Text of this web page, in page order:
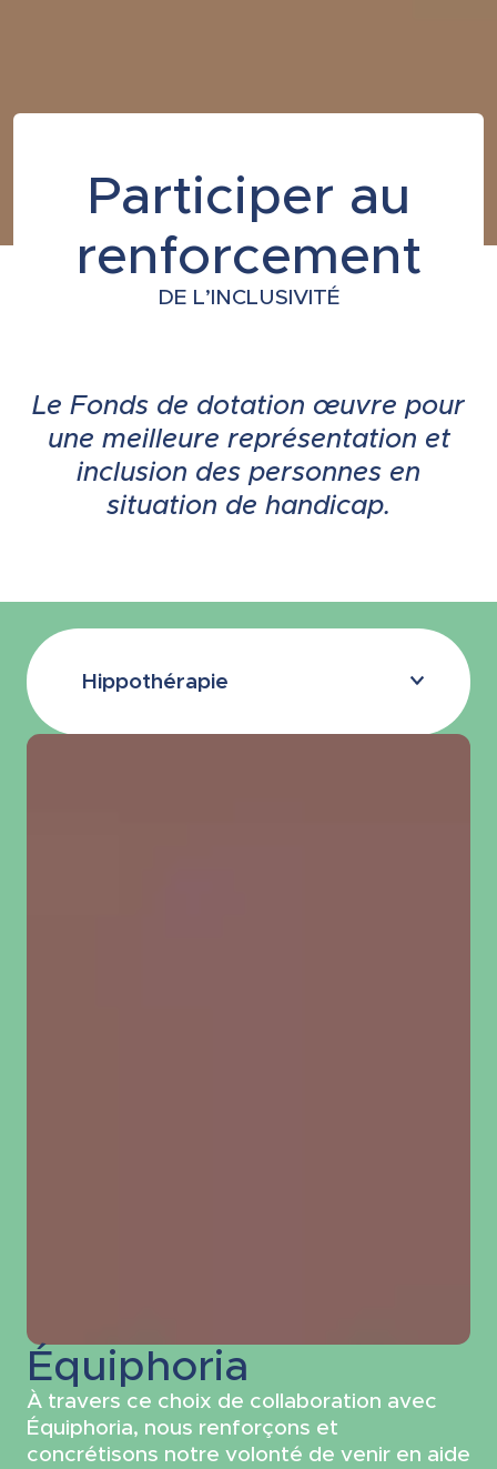
Participer au
renforcement
DE L’INCLUSIVITÉ
Le Fonds de dotation œuvre pour
une meilleure représentation et
inclusion des personnes en
situation de handicap.
Hippothérapie
Équiphoria
À travers ce choix de collaboration avec
Équiphoria, nous renforçons et
concrétisons notre volonté de venir en aide